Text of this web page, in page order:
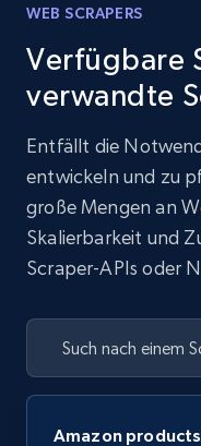
WEB SCRAPERS
Verfügbare
verwandte
Entfällt die
entwickeln und zu
große Mengen an
Skalierbarkeit und
Scraper-APIs oder
Amazon products